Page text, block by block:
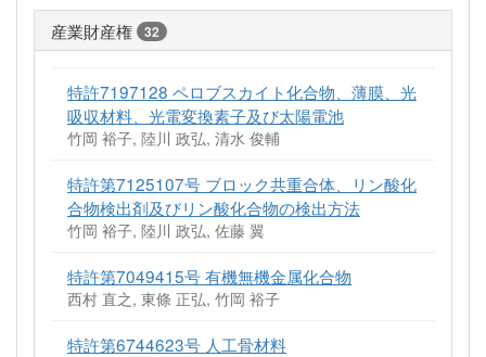
産業財産権 32
特許7197128 ペロブスカイト化合物、薄膜、光
吸収材料、光電変換素子及び太陽電池
竹岡 裕子, 陸川 政弘, 清水 俊輔
特許第7125107号 ブロック共重合体、リン酸化
合物検出剤及びリン酸化合物の検出方法
竹岡 裕子, 陸川 政弘, 佐藤 翼
特許第7049415号 有機無機金属化合物
西村 直之, 東條 正弘, 竹岡 裕子
特許第6744623号 人工骨材料